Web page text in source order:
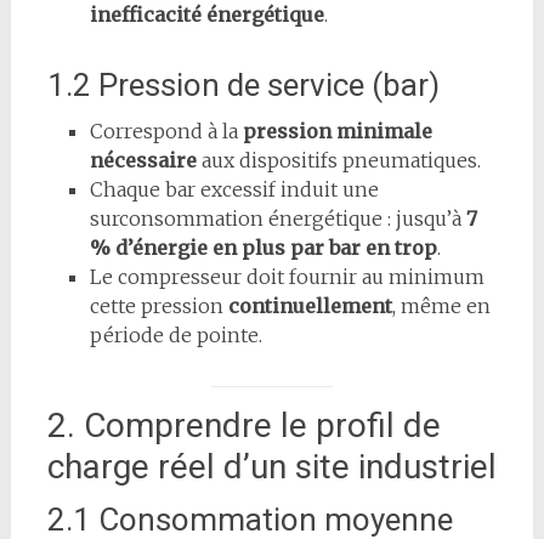
inefficacité énergétique.
1.2 Pression de service (bar)
Correspond à la pression minimale
nécessaireaux dispositifs pneumatiques.
Chaque bar excessif induit une
surconsommation énergétique : jusqu’à 7
% d’énergie en plus par bar en trop.
Le compresseur doit fournir au minimum
cette pression continuellement, même en
période de pointe.
2. Comprendre le profil de
charge réel d’un site industriel
2.1 Consommation moyenne